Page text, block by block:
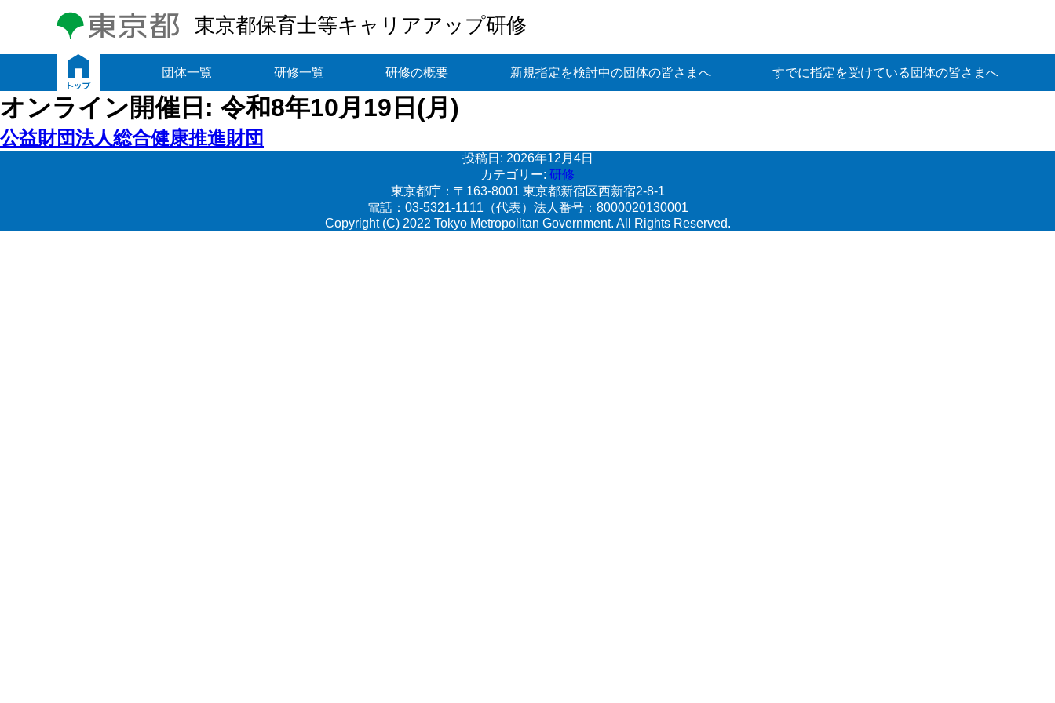
東京都保育士等キャリアアップ研修
団体一覧 研修一覧 研修の概要 新規指定を検討中の団体の皆さまへ すでに指定を受けている団体の皆さまへ
オンライン開催日: 令和8年10月19日(月)
公益財団法人総合健康推進財団
投稿日: 2026年12月4日
カテゴリー: 研修
東京都庁：〒163-8001 東京都新宿区西新宿2-8-1
電話：03-5321-1111（代表）法人番号：8000020130001
Copyright (C) 2022 Tokyo Metropolitan Government. All Rights Reserved.